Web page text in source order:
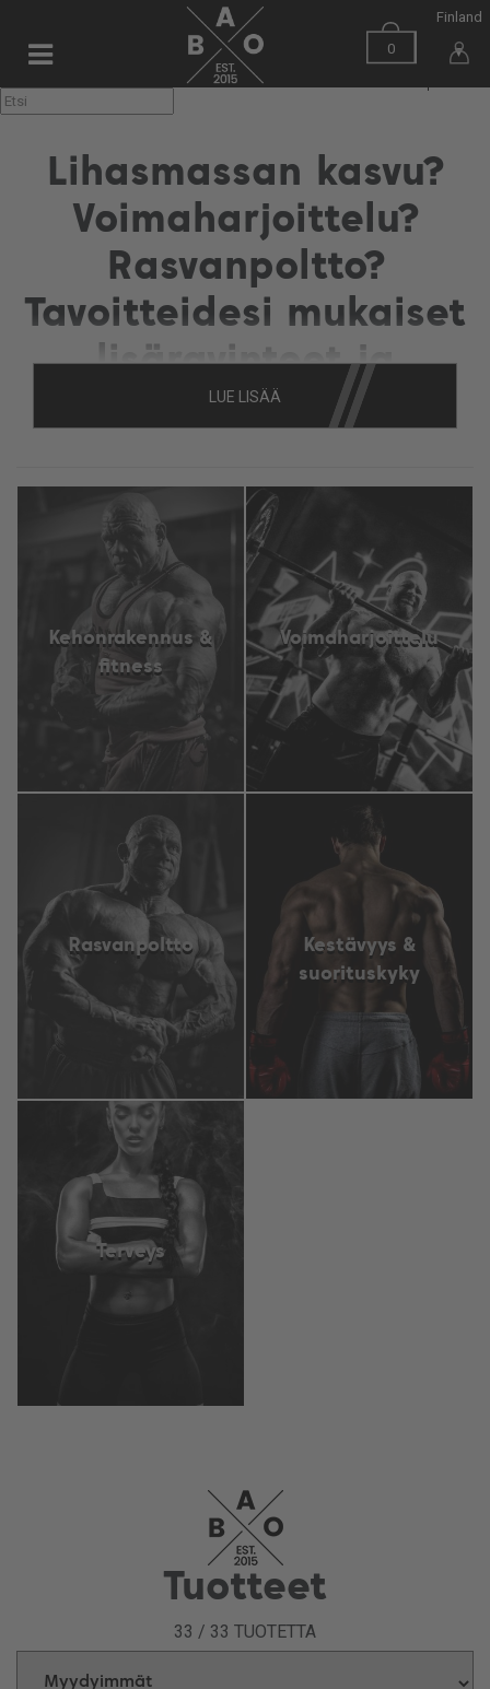
0
Finland
▼
Lihasmassan kasvu?
Voimaharjoittelu?
Rasvanpoltto?
Tavoitteidesi mukaiset
lisäravinteet ja
varusteet täältä!
LUE LISÄÄ
Kehonrakennus &
fitness
Voimaharjoittelu
Rasvanpoltto
Kestävyys &
suorituskyky
Terveys
Tuotteet
33 / 33 TUOTETTA